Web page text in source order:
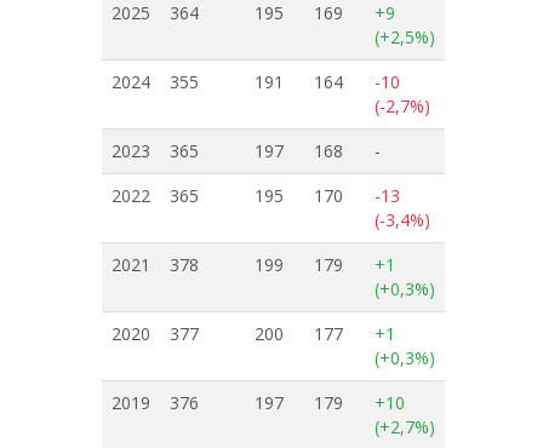
2025
364 195 169
+9
(+2,5%)
2024
355 191 164
-10
(-2,7%)
2023
365 197 168
-
2022
365 195 170
-13
(-3,4%)
2021
378 199 179
+1
(+0,3%)
2020
377 200 177
+1
(+0,3%)
2019
376 197 179
+10
(+2,7%)